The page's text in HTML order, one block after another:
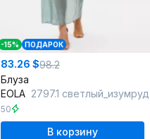
-15% ПОДАРОК
83.26 $98.2
Блуза
EOLA 2797.1 светлый_изумруд
50
В корзину